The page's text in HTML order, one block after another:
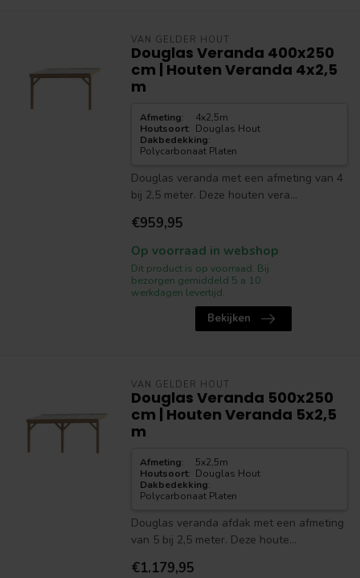
VAN GELDER HOUT
Douglas Veranda 400x250
cm | Houten Veranda 4x2,5
m
Afmeting:
4x2,5m
Houtsoort: Douglas Hout
Dakbedekking:
Polycarbonaat Platen
Douglas veranda met een afmeting van 4
bij 2,5 meter. Deze houten vera...
€959,95
Op voorraad in webshop
Dit product is op voorraad. Bij
bezorgen gemiddeld 5 a 10
werkdagen levertijd.
Bekijken
VAN GELDER HOUT
Douglas Veranda 500x250
cm | Houten Veranda 5x2,5
m
Afmeting:
5x2,5m
Houtsoort: Douglas Hout
Dakbedekking:
Polycarbonaat Platen
Douglas veranda afdak met een afmeting
van 5 bij 2,5 meter. Deze houte...
€1.179,95